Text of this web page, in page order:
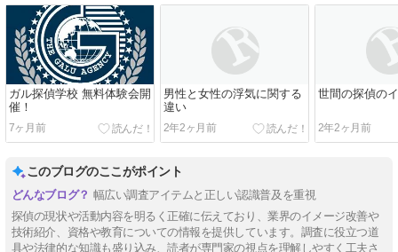
ガル探偵学校 無料体験会開
催！
7ヶ月前
男性と女性の浮気に関する
違い
2年2ヶ月前
世間の探偵の
2年2ヶ月前
このブログのここがポイント
幅広い調査アイテムと正しい認識普及を重視
探偵の現状や活動内容を明るく正確に伝えており、業界のイメージ改善や
技術紹介、資格や教育についての情報を提供しています。調査に役立つ道
具や法律的な知識も盛り込み、読者が専門家の視点を理解しやすく工夫さ